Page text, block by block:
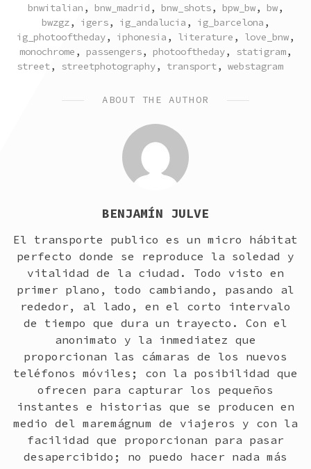
IN
bnwitalian , bnw_madrid , bnw_shots, bpw_bw, bw,
bwzgz, igers, ig_andalucia , ig_barcelona ,
ig_photooftheday, iphonesia , literature , love_bnw,
monochrome , passengers, photooftheday, statigram,
street, streetphotography, transport, webstagram
ABOUT THE AUTHOR
BENJAMÍN JULVE
El transporte publico es un micro hábitat
perfecto donde se reproduce la soledad y
vitalidad de la ciudad. Todo visto en
primer plano, todo cambiando, pasando al
rededor, al lado, en el corto intervalo
de tiempo que dura un trayecto. Con el
anonimato y la inmediatez que
proporcionan las cámaras de los nuevos
teléfonos móviles; con la posibilidad que
ofrecen para capturar los pequeños
instantes e historias que se producen en
medio del maremágnum de viajeros y con la
facilidad que proporcionan para pasar
desapercibido; no puedo hacer nada más